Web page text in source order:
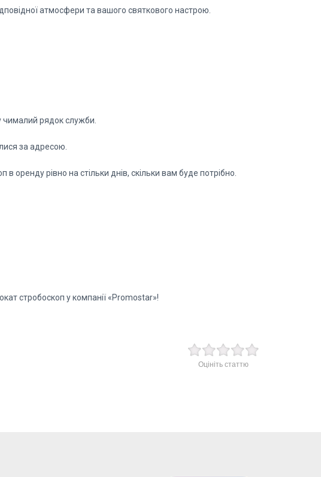
атмосфери та вашого святкового настрою.
чималий рядок служби.
за адресою.
оренду рівно на стільки днів, скільки вам буде потрібно.
стробоскоп у компанії «Promostar»!
Оцініть статтю